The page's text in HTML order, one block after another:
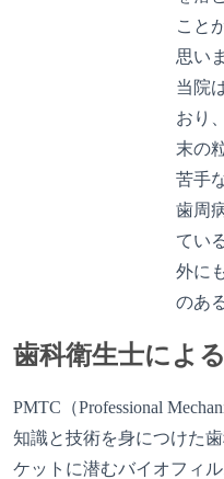
こと
思い
当院
おり
末の
苦手
歯周
てい
外に
のあ
歯科衛生士によ
PMTC（Professional
知識と技術を身につけた
ケットに潜むバイオフィ